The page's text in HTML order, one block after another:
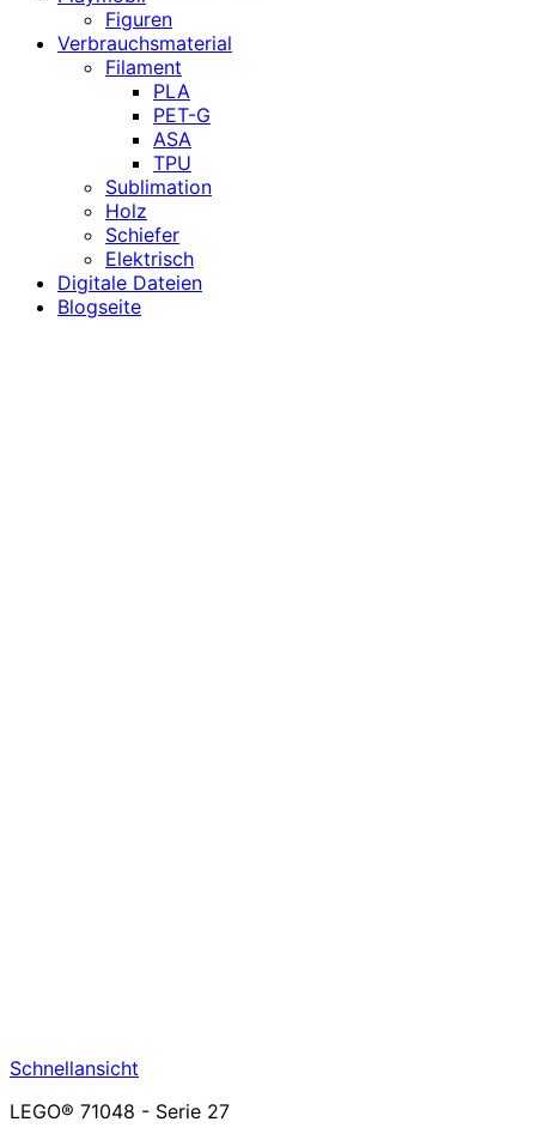
Figuren
Verbrauchsmaterial
Filament
PLA
PET-G
ASA
TPU
Sublimation
Holz
Schiefer
Elektrisch
Digitale Dateien
Blogseite
Schnellansicht
LEGO® 71048 - Serie 27